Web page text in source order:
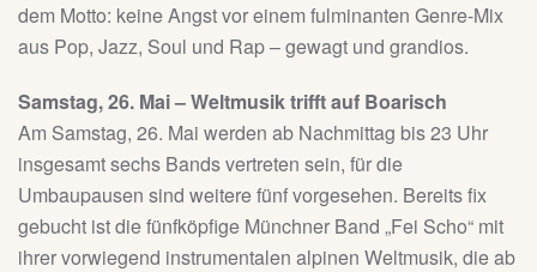
dem Motto: keine Angst vor einem fulminanten Genre-Mix
aus Pop, Jazz, Soul und Rap – gewagt und grandios.
Samstag, 26. Mai – Weltmusik trifft auf Boarisch
Am Samstag, 26. Mai werden ab Nachmittag bis 23 Uhr
insgesamt sechs Bands vertreten sein, für die
Umbaupausen sind weitere fünf vorgesehen. Bereits fix
gebucht ist die fünfköpfige Münchner Band „Fei Scho“ mit
ihrer vorwiegend instrumentalen alpinen Weltmusik, die ab